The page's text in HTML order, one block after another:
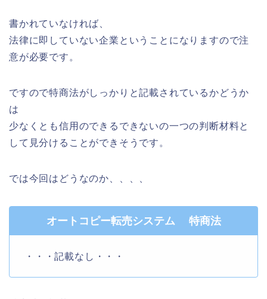
書かれていなければ、
法律に即していない企業ということになりますので注
意が必要です。
ですので特商法がしっかりと記載されているかどうか
は
少なくとも信用のできるできないの一つの判断材料と
して見分けることができそうです。
では今回はどうなのか、、、、
オートコピー転売システム 特商法
・・・記載なし・・・